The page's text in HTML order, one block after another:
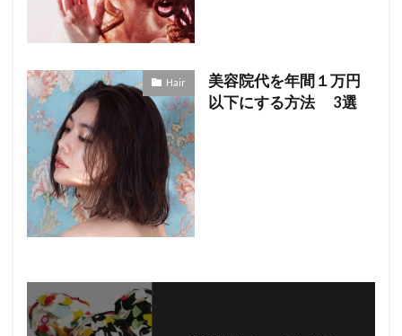
Hair
美容院代を年間１万円
以下にする方法 3選